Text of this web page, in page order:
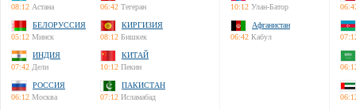
08:12 Астана
06:42 Тегеран
БЕЛОРУССИЯ
05:12 Минск
КИРГИЗИЯ
08:12 Бишкек
ИНДИЯ
07:42 Дели
КИТАЙ
10:12 Пекин
РОССИЯ
06:12 Москва
ПАКИСТАН
07:12 Исламабад
10:12 Улан-Батор
Афганистан
06:42 Кабул